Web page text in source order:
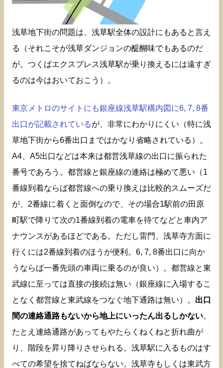
浅草地下街の問題は、浅草駅全体の設計にもあると言え
る（それこそが浅草ダンジョンの醍醐味でもあるのだ
が。つくばエクスプレス浅草駅が乗り換えるには遠すぎ
るのは今はおいておこう）。
東京メトロのサイトにも銀座線浅草駅構内図に6, 7, 8番
出口が記載されているが、非常にわかりにくい（特に浅
草地下街から6番出口まではかなり省略されている）。
A4、A5出口などは本来は都営浅草線の出口に振られた
番号であろう。都営線と銀座線の連絡は極めて悪い（1
番線到着ならば都営線への乗り換えは比較的スムーズだ
が、2番線に着くと面倒なので、その場合1駅前の田原
町駅で降りて次の1番線到着の電車を待てなどと車内ア
ナウンスがあるほどである。ただし雷門、浅草寺方面に
行くには2番線到着のほうが便利。6, 7, 8番出口に向か
うならば一番先頭の車両に乗るのが良い）。都営線と東
武線に至っては直接の接続は無い（銀座線に入場するこ
となく都営線と東武線をつなぐ地下通路は無い）。 出口
間の連絡通路もないから地上にいったん出るしかない。
たとえ連絡通路があってもやたらくねくねと折れ曲が
り、階段を昇り降りさせられる。浅草駅に入るものはす
べての希望を捨てねばならない。浅草寺もしくは東武方